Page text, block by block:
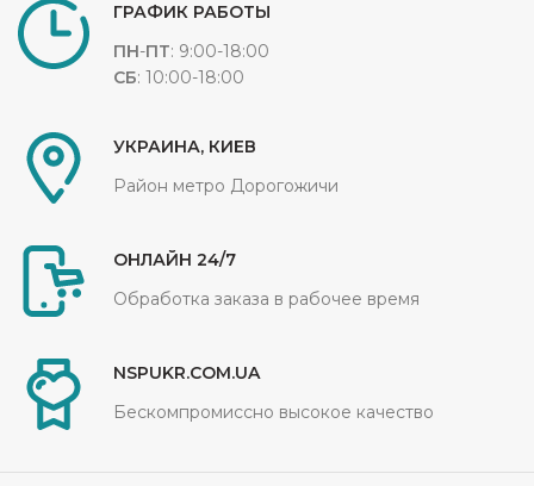
ГРАФИК РАБОТЫ
ПН-ПТ: 9:00-18:00
СБ: 10:00-18:00
УКРАИНА, КИЕВ
Район метро Дорогожичи
ОНЛАЙН 24/7
Обработка заказа в рабочее время
NSPUKR.COM.UA
Бескомпромиссно высокое качество